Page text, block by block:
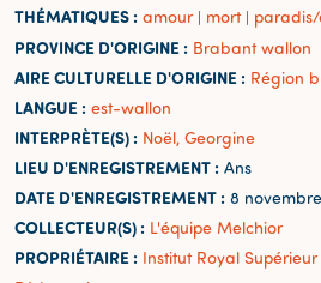
THÉMATIQUES : amour | mort |
PROVINCE D'ORIGINE : Brabant wallon
AIRE CULTURELLE D'ORIGINE : Région
LANGUE : est-wallon
INTERPRÈTE(S) : Noël, Georgine
LIEU D'ENREGISTREMENT : Ans
DATE D'ENREGISTREMENT : 8
COLLECTEUR(S) : L'équipe Melchior
PROPRIÉTAIRE : Institut Royal